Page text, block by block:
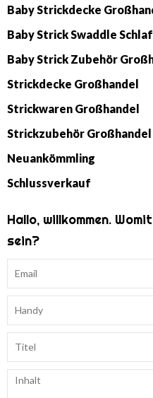
Baby Strickdecke
Baby Strick Swaddle
Baby Strick Zubehör
Strickdecke Großhandel
Strickwaren Großhandel
Strickzubehör Großhandel
Neuankömmling
Schlussverkauf
Hallo, willkommen.
sein?